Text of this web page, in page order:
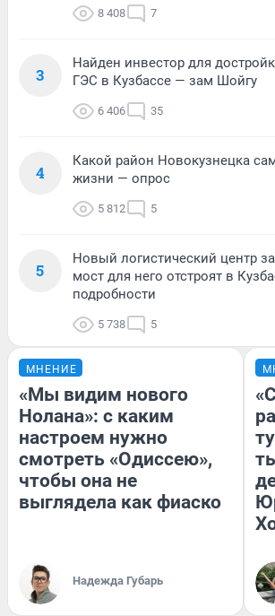
8 408 7
3
Найден инвестор для
ГЭС в Кузбассе — зам Шойгу
6 406 35
4
Какой район Новокузнецка
жизни — опрос
5 812 5
5
Новый логистический центр
мост для него отстроят в
подробности
5 738 5
МНЕНИЕ
«Мы видим нового
Нолана»: с каким
настроем нужно
смотреть «Одиссею»,
чтобы она не
выглядела как фиаско
Надежда Губарь